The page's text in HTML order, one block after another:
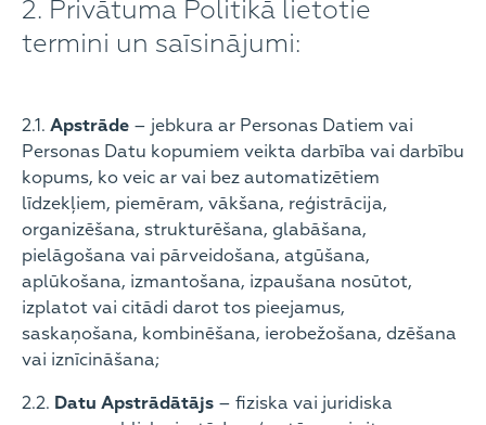
2. Privātuma Politikā lietotie
termini un saīsinājumi:
2.1. Apstrāde – jebkura ar Personas Datiem vai
Personas Datu kopumiem veikta darbība vai darbību
kopums, ko veic ar vai bez automatizētiem
līdzekļiem, piemēram, vākšana, reģistrācija,
organizēšana, strukturēšana, glabāšana,
pielāgošana vai pārveidošana, atgūšana,
aplūkošana, izmantošana, izpaušana nosūtot,
izplatot vai citādi darot tos pieejamus,
saskaņošana, kombinēšana, ierobežošana, dzēšana
vai iznīcināšana;
2.2. Datu Apstrādātājs – fiziska vai juridiska